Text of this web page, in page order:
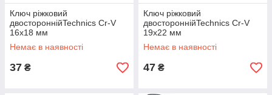
Ключ ріжковий
двостороннійTechnics Cr-V
16х18 мм
Немає в наявності
37 ₴
Ключ ріжковий
двостороннійTechnics Cr-V
19х22 мм
Немає в наявності
47 ₴